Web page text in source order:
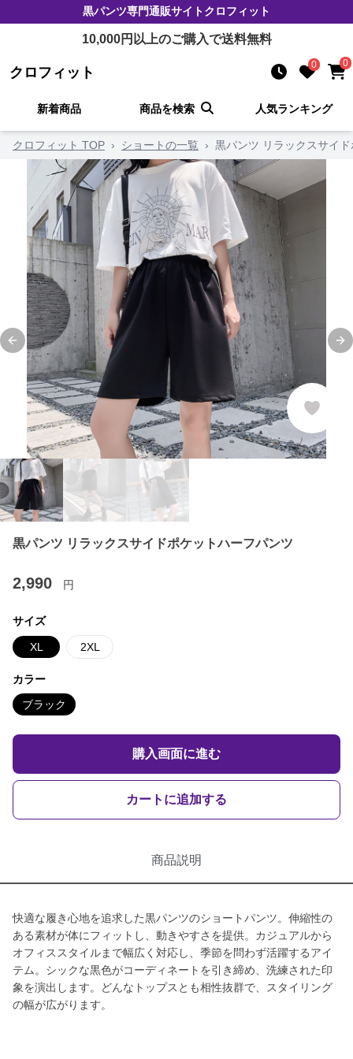
黒パンツ専門通販サイトクロフィット
10,000円以上のご購入で送料無料
クロフィット 0 0
新着商品 商品を検索 人気ランキング
クロフィット TOP › ショートの一覧 › 黒パンツ リラックスサイ
Previous slide
黒パンツ リラックスサイドポケットハーフパンツ
2,990 円
サイズ
XL 2XL
カラー
ブラック
購入画面に進む
カートに追加する
商品説明
快適な履き心地を追求した黒パンツのショートパンツ。伸縮性の
ある素材が体にフィットし、動きやすさを提供。カジュアルから
オフィススタイルまで幅広く対応し、季節を問わず活躍するアイ
テム。シックな黒色がコーディネートを引き締め、洗練された印
象を演出します。どんなトップスとも相性抜群で、スタイリング
の幅が広がります。